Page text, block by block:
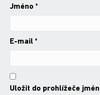
Jméno *
E-mail *
Uložit do prohlížeče